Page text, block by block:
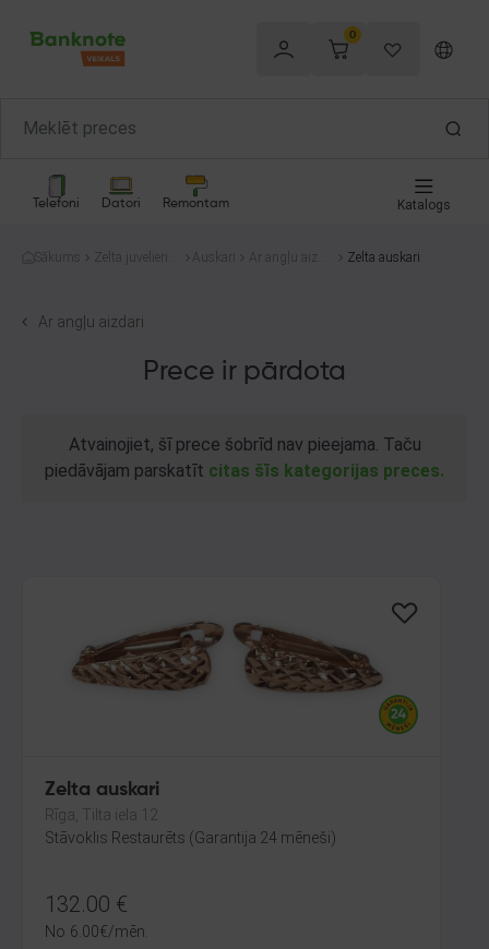
0
Telefoni Datori Remontam Katalogs
Sākums
Zelta juvelierizs
Auskari
Ar angļu aizda
Zelta auskari
Ar angļu aizdari
Prece ir pārdota
Atvainojiet, šī prece šobrīd nav pieejama. Taču
piedāvājam parskatīt citas šīs kategorijas preces.
Zelta auskari
Rīga, Tilta iela 12
Stāvoklis Restaurēts (Garantija 24 mēneši)
132.00 €
No 6.00€/mēn.